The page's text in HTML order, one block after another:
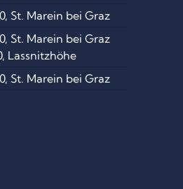
St. Marein bei Graz
St. Marein bei Graz
Lassnitzhöhe
St. Marein bei Graz